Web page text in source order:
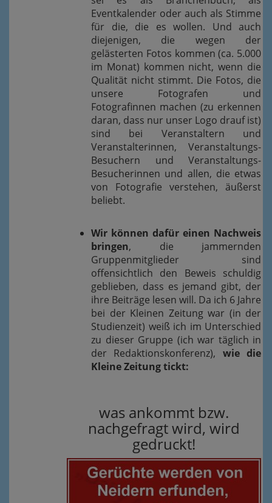
Eventkalender oder auch als Stimme
für die, die es wollen. Und auch
diejenigen, die wegen der
gelästerten Fotos kommen (ca. 5.000
im Monat) kommen nicht, wenn die
Qualität nicht stimmt. Die Fotos, die
unsere Fotografen und
Fotografinnen machen (zu erkennen
daran, dass nur unser Logo drauf ist)
sind bei Veranstaltern und
Veranstalterinnen, Veranstaltungs-
Besuchern und Veranstaltungs-
Besucherinnen und allen, die etwas
von Fotografie verstehen, äußerst
beliebt.
Wir können dafür einen Nachweis
bringen, die jammernden
Gruppenmitglieder sind
offensichtlich den Beweis schuldig
geblieben, dass es jemand gibt, der
ihre Beiträge lesen will. Da ich 6 Jahre
bei der Kleinen Zeitung war (in der
Studienzeit) weiß ich im Unterschied
zu dieser Gruppe (ich war täglich in
der Redaktionskonferenz), wie die
Kleine Zeitung tickt:
was ankommt bzw.
nachgefragt wird, wird
gedruckt!